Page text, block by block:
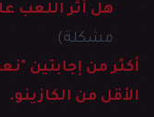
هل أثّر اللعب
مشكلة)
أكثر من إجابتين
الأقل من الكازينو.